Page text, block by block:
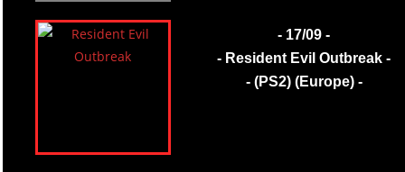
- 17/09 -
- Resident Evil Outbreak -
- (PS2) (Europe) -